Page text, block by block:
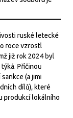
ruské letecké
roce vzrostl
již rok 2024 byl
Příčinou
(a jimi
dílů), které
produkcí lokálního